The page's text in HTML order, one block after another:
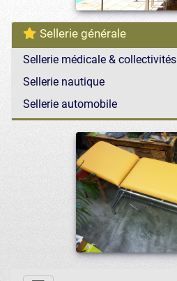
Sellerie générale
Sellerie médicale & collectivités
Sellerie nautique
Sellerie automobile